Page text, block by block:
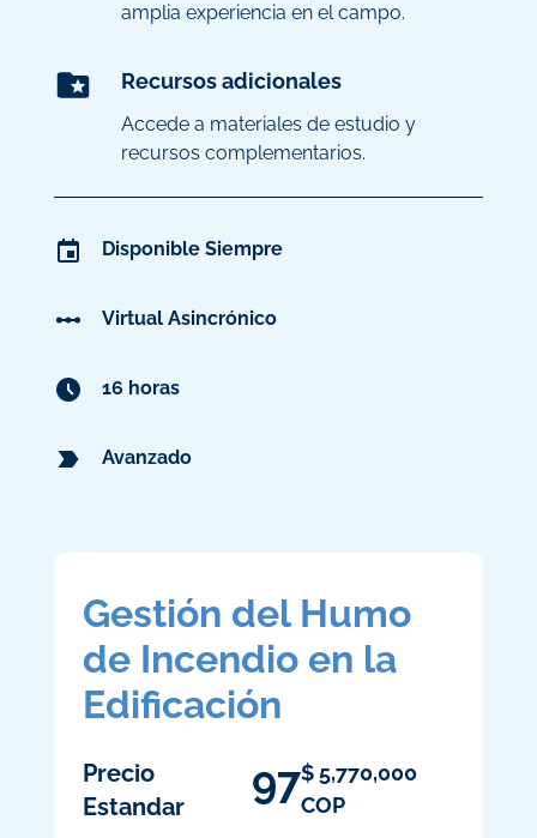
amplia experiencia en el campo.
Recursos adicionales
Accede a materiales de estudio y
recursos complementarios.
Disponible Siempre
Virtual Asincrónico
16 horas
Avanzado
Gestión del Humo
de Incendio en la
Edificación
Precio
Estandar
97$ 5,770,000
COP